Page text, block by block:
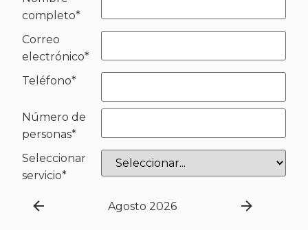
completo*
Correo
electrónico*
Teléfono*
Número de
personas*
Seleccionar
servicio*
Agosto 2026